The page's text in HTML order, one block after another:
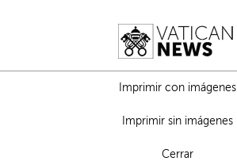
Imprimir con imágenes
Imprimir sin imágenes
Cerrar